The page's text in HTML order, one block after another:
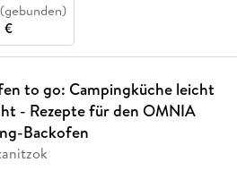
€
to go: Campingküche leicht
- Rezepte für den OMNIA
Backofen